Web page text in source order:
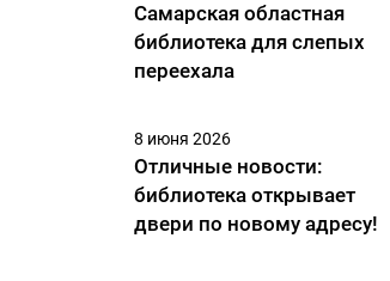
Самарская областная
библиотека для слепых
переехала
8 июня 2026
Отличные новости:
библиотека открывает
двери по новому адресу!